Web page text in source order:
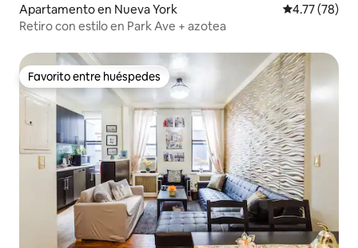
Apartamento en Nueva York Calificación
4.77 (78)
Retiro con estilo en Park Ave + azotea
Favorito entre huéspedes
Favorito entre huéspedes